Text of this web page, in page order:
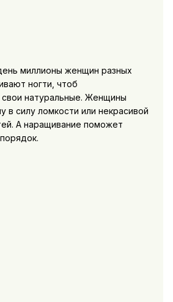
миллионы женщин разных
ногти, чтоб
свои натуральные. Женщины
в силу ломкости или некрасивой
А наращивание поможет